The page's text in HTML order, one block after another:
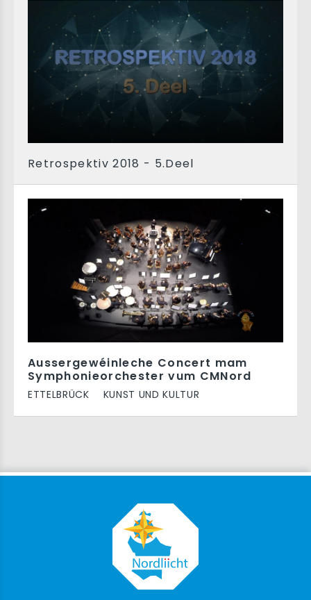
Retrospektiv 2018 - 5.Deel
Aussergewéinleche Concert mam
Symphonieorchester vum CMNord
ETTELBRÜCK KUNST UND KULTUR